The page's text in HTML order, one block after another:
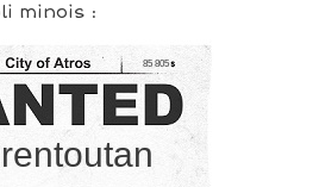
minois :
85 805